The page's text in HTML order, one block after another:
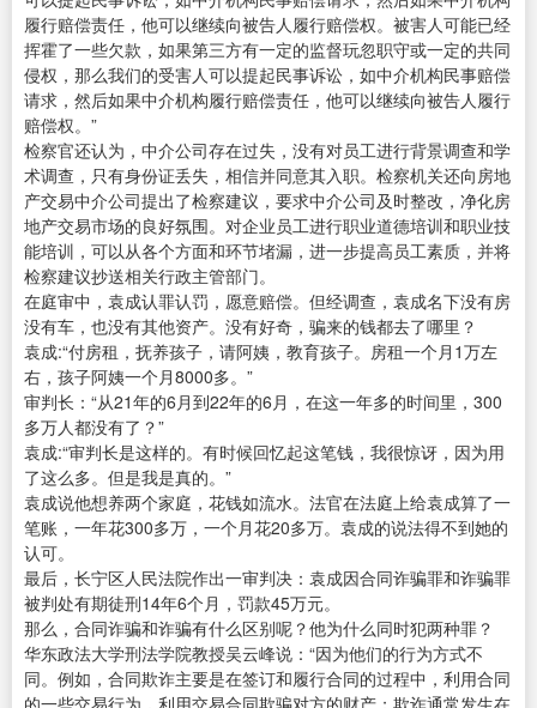
履行赔偿责任，他可以继续向被告人履行赔偿权。被害人可能已经
挥霍了一些欠款，如果第三方有一定的监督玩忽职守或一定的共同
侵权，那么我们的受害人可以提起民事诉讼，如中介机构民事赔偿
请求，然后如果中介机构履行赔偿责任，他可以继续向被告人履行
赔偿权。”
检察官还认为，中介公司存在过失，没有对员工进行背景调查和学
术调查，只有身份证丢失，相信并同意其入职。检察机关还向房地
产交易中介公司提出了检察建议，要求中介公司及时整改，净化房
地产交易市场的良好氛围。对企业员工进行职业道德培训和职业技
能培训，可以从各个方面和环节堵漏，进一步提高员工素质，并将
检察建议抄送相关行政主管部门。
在庭审中，袁成认罪认罚，愿意赔偿。但经调查，袁成名下没有房
没有车，也没有其他资产。没有好奇，骗来的钱都去了哪里？
袁成:“付房租，抚养孩子，请阿姨，教育孩子。房租一个月1万左
右，孩子阿姨一个月8000多。”
审判长：“从21年的6月到22年的6月，在这一年多的时间里，300
多万人都没有了？”
袁成:“审判长是这样的。有时候回忆起这笔钱，我很惊讶，因为用
了这么多。但是我是真的。”
袁成说他想养两个家庭，花钱如流水。法官在法庭上给袁成算了一
笔账，一年花300多万，一个月花20多万。袁成的说法得不到她的
认可。
最后，长宁区人民法院作出一审判决：袁成因合同诈骗罪和诈骗罪
被判处有期徒刑14年6个月，罚款45万元。
那么，合同诈骗和诈骗有什么区别呢？他为什么同时犯两种罪？
华东政法大学刑法学院教授吴云峰说：“因为他们的行为方式不
同。例如，合同欺诈主要是在签订和履行合同的过程中，利用合同